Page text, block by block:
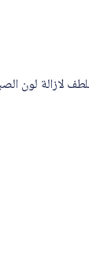
لازالة لون